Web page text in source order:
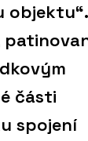
objektu“.
části
spojení